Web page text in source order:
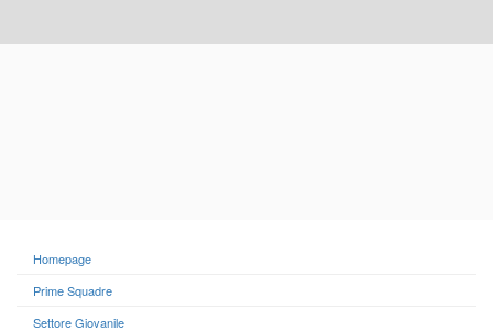
Homepage
Prime Squadre
Settore Giovanile